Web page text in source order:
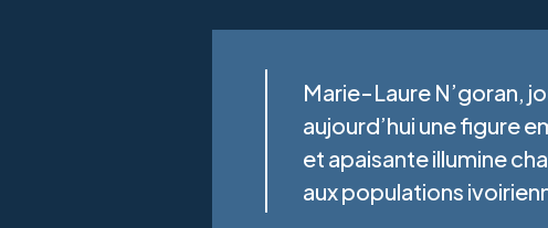
Marie-Laure N’goran,
aujourd’hui une figure
et apaisante illumine
aux populations